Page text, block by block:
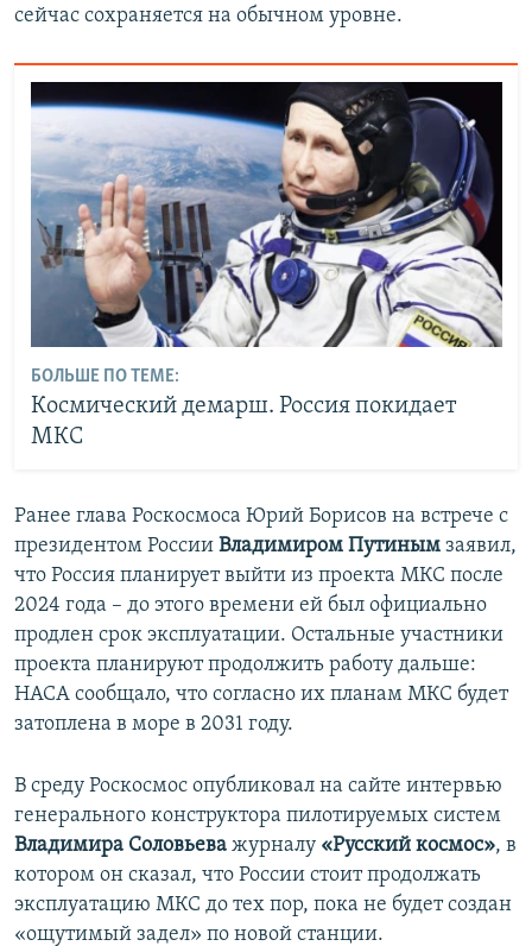
сейчас сохраняется на обычном уровне.
БОЛЬШЕ ПО ТЕМЕ:
Космический демарш. Россия покидает
МКС
Ранее глава Роскосмоса Юрий Борисов на встрече с
президентом России Владимиром Путиным заявил,
что Россия планирует выйти из проекта МКС после
2024 года – до этого времени ей был официально
продлен срок эксплуатации. Остальные участники
проекта планируют продолжить работу дальше:
НАСА сообщало, что согласно их планам МКС будет
затоплена в море в 2031 году.
В среду Роскосмос опубликовал на сайте интервью
генерального конструктора пилотируемых систем
Владимира Соловьева журналу «Русский космос», в
котором он сказал, что России стоит продолжать
эксплуатацию МКС до тех пор, пока не будет создан
«ощутимый задел» по новой станции.